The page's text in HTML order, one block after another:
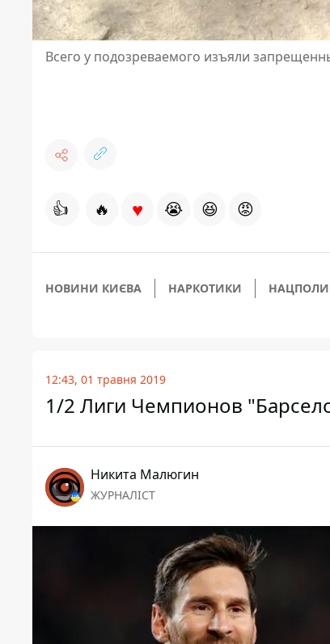
Всего у подозреваемого изъяли
👍 🔥 ♥ 😭 😆 😡
НОВИНИ КИЄВА НАРКОТИКИ
12:43, 01 травня 2019
1/2 Лиги Чемпионов
Никита Малюгин
ЖУРНАЛІСТ